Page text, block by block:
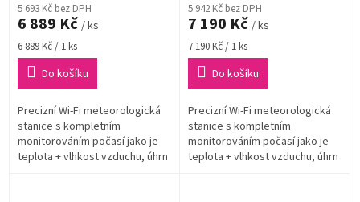
5 693 Kč bez DPH
6 889 Kč / ks
Měrná
cena:
6 889 Kč / 1 ks
Do košíku
Precizní Wi-Fi meteorologická
stanice s kompletním
monitorováním počasí jako je
teplota + vlhkost vzduchu, úhrn
5 942 Kč bez DPH
7 190 Kč / ks
Měrná
cena:
7 190 Kč / 1 ks
Do košíku
Precizní Wi-Fi meteorologická
stanice s kompletním
monitorováním počasí jako je
teplota + vlhkost vzduchu, úhrn